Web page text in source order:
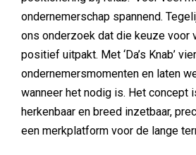
ondernemerschap spannend.
ons onderzoek dat die keuze voor
positief uitpakt. Met ‘Da’s Knab’
ondernemersmomenten en laten
wanneer het nodig is. Het concept
herkenbaar en breed inzetbaar,
een merkplatform voor de lange